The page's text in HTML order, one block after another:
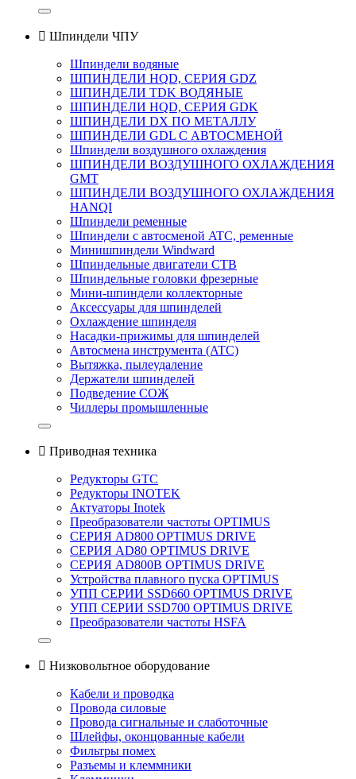
 Шпиндели ЧПУ
Шпиндели водяные
ШПИНДЕЛИ HQD, СЕРИЯ GDZ
ШПИНДЕЛИ TDK ВОДЯНЫЕ
ШПИНДЕЛИ HQD, СЕРИЯ GDK
ШПИНДЕЛИ DX ПО МЕТАЛЛУ
ШПИНДЕЛИ GDL С АВТОСМЕНОЙ
Шпиндели воздушного охлаждения
ШПИНДЕЛИ ВОЗДУШНОГО ОХЛАЖДЕНИЯ
GMT
ШПИНДЕЛИ ВОЗДУШНОГО ОХЛАЖДЕНИЯ
HANQI
Шпиндели ременные
Шпиндели с автосменой ATC, ременные
Минишпиндели Windward
Шпиндельные двигатели СТВ
Шпиндельные головки фрезерные
Мини-шпиндели коллекторные
Аксессуары для шпинделей
Охлаждение шпинделя
Насадки-прижимы для шпинделей
Автосмена инструмента (ATC)
Вытяжка, пылеудаление
Держатели шпинделей
Подведение СОЖ
Чиллеры промышленные
 Приводная техника
Редукторы GTC
Редукторы INOTEK
Актуаторы Inotek
Преобразователи частоты OPTIMUS
СЕРИЯ AD800 OPTIMUS DRIVE
СЕРИЯ AD80 OPTIMUS DRIVE
СЕРИЯ AD800B OPTIMUS DRIVE
Устройства плавного пуска OPTIMUS
УПП СЕРИИ SSD660 OPTIMUS DRIVE
УПП СЕРИИ SSD700 OPTIMUS DRIVE
Преобразователи частоты HSFA
 Низковольтное оборудование
Кабели и проводка
Провода силовые
Провода сигнальные и слаботочные
Шлейфы, оконцованные кабели
Фильтры помех
Разъемы и клеммники